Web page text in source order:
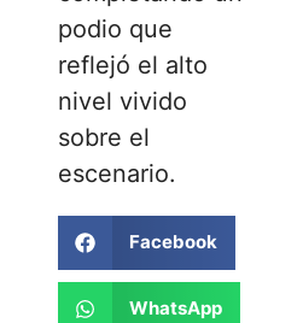
podio que
reflejó el alto
nivel vivido
sobre el
escenario.
Facebook
WhatsApp